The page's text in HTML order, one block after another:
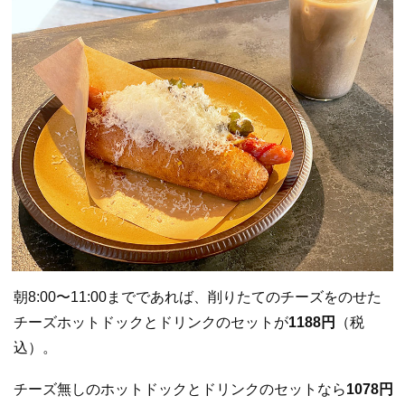
朝8:00〜11:00までであれば、削りたてのチーズをのせた
チーズホットドックとドリンクのセットが1188円
（税
込）。
チーズ無しのホットドックとドリンクのセットなら1078円